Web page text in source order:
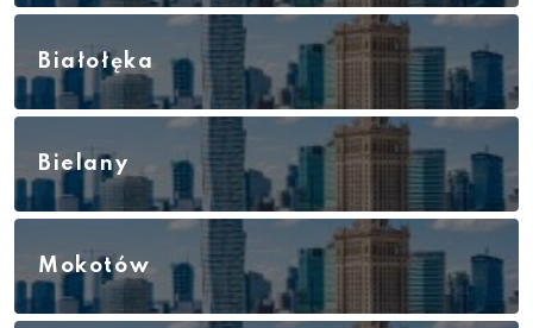
Białołęka
Bielany
Mokotów